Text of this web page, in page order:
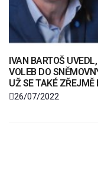
IVAN BARTOŠ
VOLEB DO
UŽ SE TAKÉ ZŘEJMĚ
26/07/2022